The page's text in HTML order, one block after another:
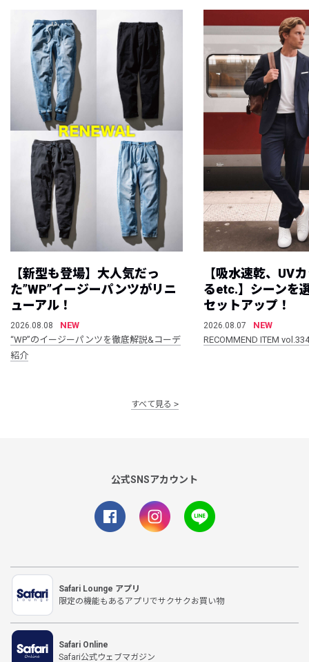
【新型も登場】大人気だっ
た”WP”イージーパンツがリニ
ューアル！
2026.08.08
NEW
“WP”のイージーパンツを徹底解説&コーデ
紹介
【吸水速乾、UV
るetc.】シーンを
セットアップ！
2026.08.07
NEW
RECOMMEND ITEM vol.334
すべて見る
公式SNSアカウント
Safari Lounge アプリ
限定の機能もあるアプリでサクサクお買い物
Safari Online
Safari公式ウェブマガジン